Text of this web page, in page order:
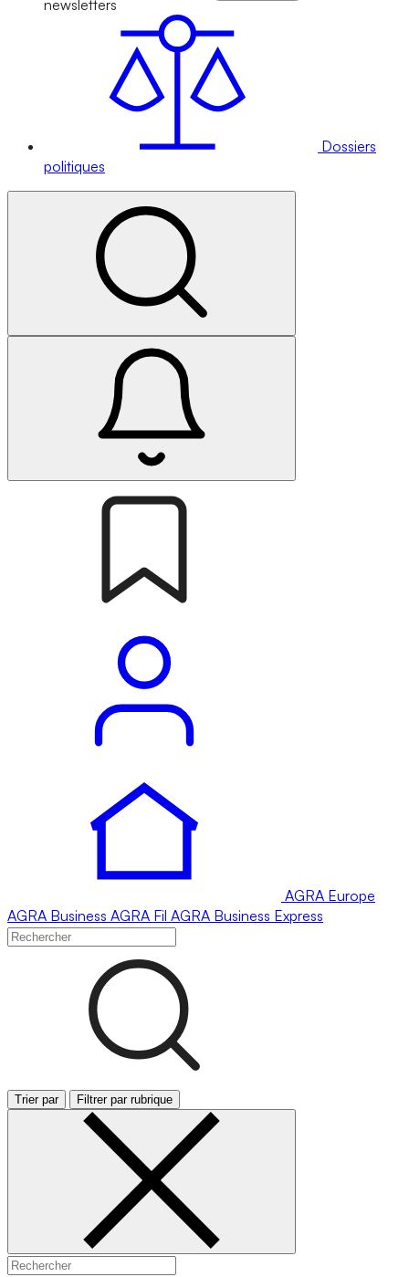
newsletters
Dossiers
politiques
AGRA Europe
AGRA Business AGRA Fil AGRA Business Express
Trier par Filtrer par rubrique